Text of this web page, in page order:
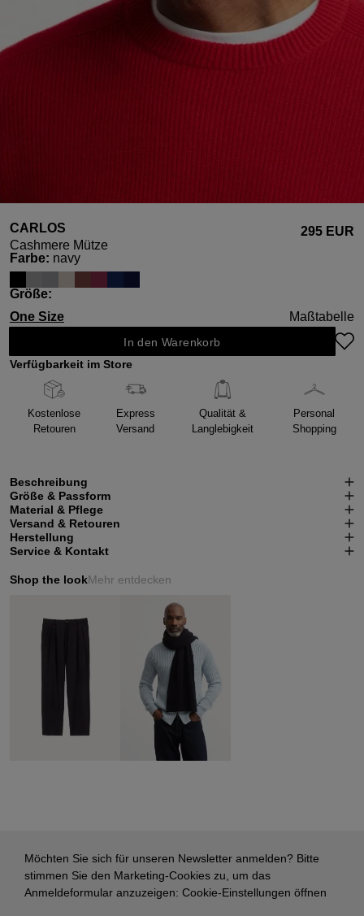
CARLOS
Cashmere Mütze
295 EUR
Farbeauswählen
: navy
Größeauswählen
:
One Size
Maßtabelle
In den Warenkorb
Verfügbarkeit im Store
Kostenlose
Retouren
Express
Versand
Qualität &
Langlebigkeit
Personal
Shopping
Beschreibung
Größe & Passform
Material & Pflege
Versand & Retouren
Herstellung
Service & Kontakt
Shop the lookMehr entdecken
Möchten Sie sich für unseren Newsletter anmelden? Bitte
stimmen Sie den Marketing-Cookies zu, um das
Anmeldeformular anzuzeigen: Cookie-Einstellungen öffnen